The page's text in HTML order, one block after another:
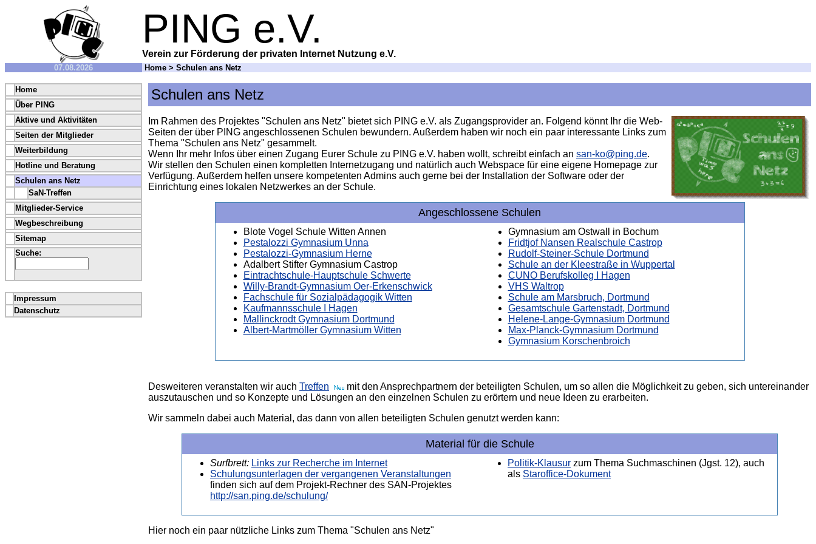
PING e.V.
Verein zur Förderung der privaten Internet Nutzung e.V.
07.08.2026 Home > Schulen ans Netz
Home
Über PING
Aktive und Aktivitäten
Seiten der Mitglieder
Weiterbildung
Hotline und Beratung
Schulen ans Netz
SaN-Treffen
Mitglieder-Service
Wegbeschreibung
Sitemap
Suche:
Impressum
Datenschutz
Schulen ans Netz
Im Rahmen des Projektes "Schulen ans Netz" bietet sich PING e.V. als Zugangsprovider an. Folgend könnt Ihr die Web-
Seiten der über PING angeschlossenen Schulen bewundern. Außerdem haben wir noch ein paar interessante Links zum
Thema "Schulen ans Netz" gesammelt.
Wenn Ihr mehr Infos über einen Zugang Eurer Schule zu PING e.V. haben wollt, schreibt einfach an san-ko@ping.de.
Wir stellen den Schulen einen kompletten Internetzugang und natürlich auch Webspace für eine eigene Homepage zur
Verfügung. Außerdem helfen unsere kompetenten Admins auch gerne bei der Installation der Software oder der
Einrichtung eines lokalen Netzwerkes an der Schule.
Angeschlossene Schulen
Blote Vogel Schule Witten Annen
Pestalozzi Gymnasium Unna
Pestalozzi-Gymnasium Herne
Adalbert Stifter Gymnasium Castrop
Eintrachtschule-Hauptschule Schwerte
Willy-Brandt-Gymnasium Oer-Erkenschwick
Fachschule für Sozialpädagogik Witten
Kaufmannsschule I Hagen
Mallinckrodt Gymnasium Dortmund
Albert-Martmöller Gymnasium Witten
Gymnasium am Ostwall in Bochum
Fridtjof Nansen Realschule Castrop
Rudolf-Steiner-Schule Dortmund
Schule an der Kleestraße in Wuppertal
CUNO Berufskolleg I Hagen
VHS Waltrop
Schule am Marsbruch, Dortmund
Gesamtschule Gartenstadt, Dortmund
Helene-Lange-Gymnasium Dortmund
Max-Planck-Gymnasium Dortmund
Gymnasium Korschenbroich
Desweiteren veranstalten wir auch Treffen
mit den Ansprechpartnern der beteiligten Schulen, um so allen die Möglichkeit zu geben, sich untereinander
auszutauschen und so Konzepte und Lösungen an den einzelnen Schulen zu erörtern und neue Ideen zu erarbeiten.
Wir sammeln dabei auch Material, das dann von allen beteiligten Schulen genutzt werden kann:
Material für die Schule
Surfbrett: Links zur Recherche im Internet
Schulungsunterlagen der vergangenen Veranstaltungen
finden sich auf dem Projekt-Rechner des SAN-Projektes
http://san.ping.de/schulung/
Politik-Klausur zum Thema Suchmaschinen (Jgst. 12), auch
als Staroffice-Dokument
Hier noch ein paar nützliche Links zum Thema "Schulen ans Netz"